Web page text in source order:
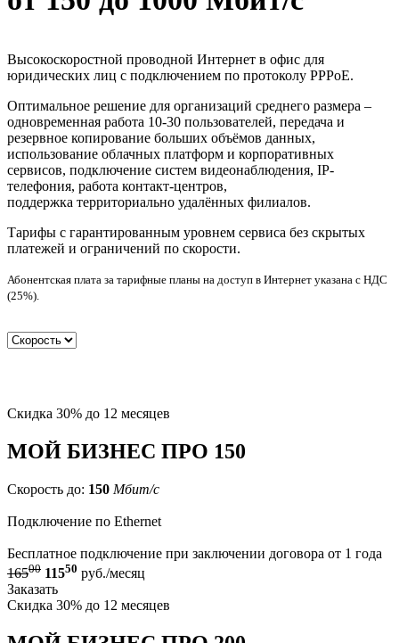
Высокоскоростной проводной Интернет в офис для
юридических лиц с подключением по протоколу PPPoE.
Оптимальное решение для организаций среднего размера –
одновременная работа 10-30 пользователей, передача и
резервное копирование больших объёмов данных,
использование облачных платформ и корпоративных
сервисов, подключение систем видеонаблюдения, IP-
телефония, работа контакт-центров,
поддержка территориально удалённых филиалов.
Тарифы с гарантированным уровнем сервиса без скрытых
платежей и ограничений по скорости.
Абонентская плата за тарифные планы на доступ в Интернет указана с НДС
(25%).
Скидка 30% до 12 месяцев
МОЙ БИЗНЕС ПРО 150
Скорость до: 150 Мбит/с
Подключение по Ethernet
Бесплатное подключение при заключении договора от 1 года
16500 11550 руб./месяц
Заказать
Скидка 30% до 12 месяцев